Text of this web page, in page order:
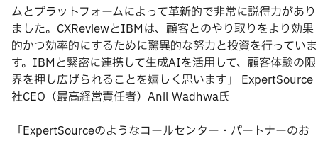
ムとプラットフォームによって革新的で非常に説得力があり
ました。CXReviewとIBMは、顧客とのやり取りをより効果
的かつ効率的にするために驚異的な努力と投資を行っていま
す。IBMと緊密に連携して生成AIを活用して、顧客体験の限
界を押し広げられることを嬉しく思います」 ExpertSource
社CEO（最高経営責任者）Anil Wadhwa氏
「ExpertSourceのようなコールセンター・パートナーのお